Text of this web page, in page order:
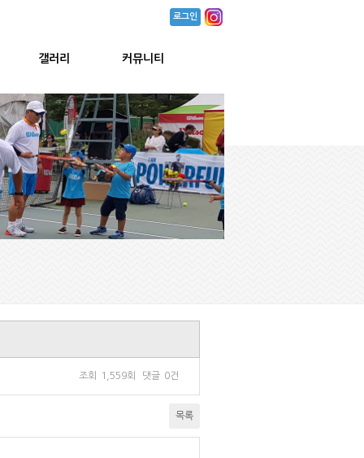
갤러리 커뮤니티
로그인
조회 1,559회 댓글 0건
목록